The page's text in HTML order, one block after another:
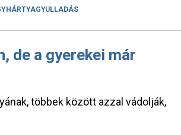
de a gyerekei már
többek között azzal vádolják,